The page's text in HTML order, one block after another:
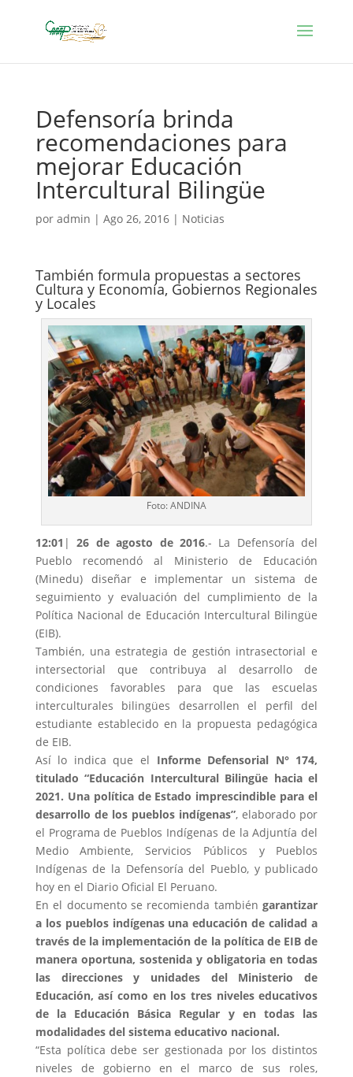
Defensoría brinda
recomendaciones para
mejorar Educación
Intercultural Bilingüe
por admin | Ago 26, 2016| Noticias
También formula propuestas a sectores
Cultura y Economía, Gobiernos Regionales
y Locales
Foto: ANDINA
12:01 |26 de agosto de 2016.- La Defensoría del
Pueblo recomendó al Ministerio de Educación
(Minedu) diseñar e implementar un sistema de
seguimiento y evaluación del cumplimiento de la
Política Nacional de Educación Intercultural Bilingüe
(EIB).
También, una estrategia de gestión intrasectorial e
intersectorial que contribuya al desarrollo de
condiciones favorables para que las escuelas
interculturales bilingües desarrollen el perfil del
estudiante establecido en la propuesta pedagógica
de EIB.
Así lo indica que el Informe Defensorial N° 174,
titulado “Educación Intercultural Bilingüe hacia el
2021. Una política de Estado imprescindible para el
desarrollo de los pueblos indígenas”, elaborado por
el Programa de Pueblos Indígenas de la Adjuntía del
Medio Ambiente, Servicios Públicos y Pueblos
Indígenas de la Defensoría del Pueblo, y publicado
hoy en el Diario Oficial El Peruano.
En el documento se recomienda tambiéngarantizar
a los pueblos indígenas una educación de calidad a
través de la implementación de la política de EIB de
manera oportuna, sostenida y obligatoria en todas
las direcciones y unidades del Ministerio de
Educación, así como en los tres niveles educativos
de la Educación Básica Regular y en todas las
modalidades del sistema educativo nacional.
“Esta política debe ser gestionada por los distintos
niveles de gobierno en el marco de sus roles,